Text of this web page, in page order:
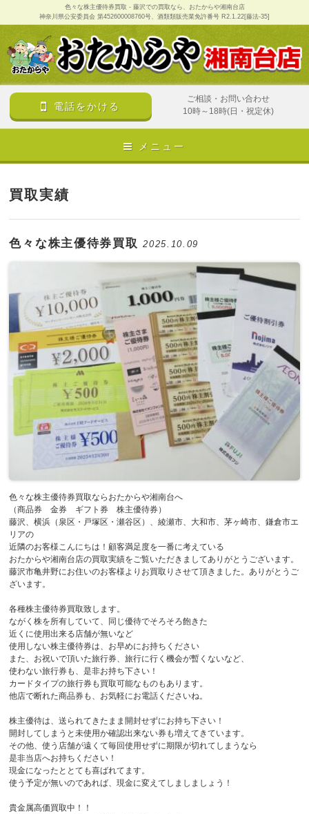
色々な株主優待券買取 - 藤沢での買取なら、おたからや湘南台店
神奈川県公安委員会 第452600008760号、酒類類販売業免許番号 R2.1.22[藤法-35]
電話をかける
ご相談・お問い合わせ
10時～18時(日・祝定休)
メニュー
買取実績
色々な株主優待券買取2025.10.09
色々な株主優待券買取ならおたからや湘南台へ
（商品券 金券 ギフト券 株主優待券）
藤沢、横浜（泉区・戸塚区・瀬谷区）、綾瀬市、大和市、茅ヶ崎市、鎌倉市エ
リアの
近隣のお客様こんにちは！顧客満足度を一番に考えている
おたからや湘南台店の買取実績をご覧いただきましてありがとうございます。
藤沢市亀井野にお住いのお客様よりお買取りさせて頂きました。ありがとうご
ざいます。
各種株主優待券買取致します。
ながく株を所有していて、同じ優待でそろそろ飽きた
近くに使用出来る店舗が無いなど
使用しない株主優待券は、お早めにお持ちください
また、お祝いで頂いた旅行券、旅行に行く機会が暫くないなど、
使わない旅行券も、是非お持ち下さい！
カードタイプの旅行券も買取可能なものもあります。
他店で断れた商品券も、お気軽にお電話くださいね。
株主優待は、送られてきたまま開封せずにお持ち下さい！
開封してしまうと未使用か確認出来ない券も増えてきています。
その他、使う店舗が遠くて毎回使用せずに期限が切れてしまうなら
是非当店へお持ちください！
現金になったととても喜ばれてます。
使う予定が無いのであれば、現金に変えてしましましょう！
貴金属高価買取中！！